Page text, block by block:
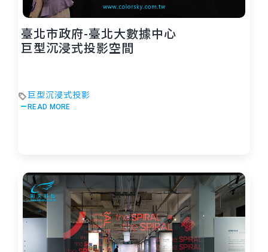
臺北市政府-臺北大數據中心
巨型沉浸式投影空間
巨型沉浸式投影
READ MORE